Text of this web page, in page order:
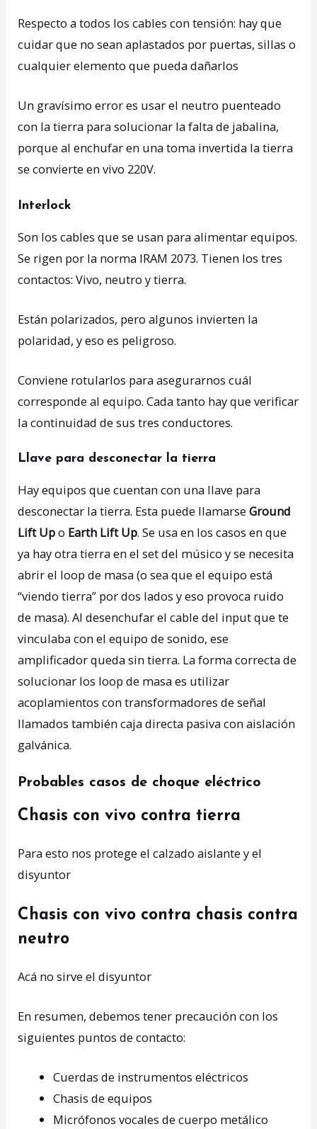
Respecto a todos los cables con tensión: hay que
cuidar que no sean aplastados por puertas, sillas o
cualquier elemento que pueda dañarlos
Un gravísimo error es usar el neutro puenteado
con la tierra para solucionar la falta de jabalina,
porque al enchufar en una toma invertida la tierra
se convierte en vivo 220V.
Interlock
Son los cables que se usan para alimentar equipos.
Se rigen por la norma IRAM 2073. Tienen los tres
contactos: Vivo, neutro y tierra.
Están polarizados, pero algunos invierten la
polaridad, y eso es peligroso.
Conviene rotularlos para asegurarnos cuál
corresponde al equipo. Cada tanto hay que verificar
la continuidad de sus tres conductores.
Llave para desconectar la tierra
Hay equipos que cuentan con una llave para
desconectar la tierra. Esta puede llamarseGround
Lift Upo Earth Lift Up. Se usa en los casos en que
ya hay otra tierra en el set del músico y se necesita
abrir el loop de masa (o sea que el equipo está
“viendo tierra” por dos lados y eso provoca ruido
de masa). Al desenchufar el cable del input que te
vinculaba con el equipo de sonido, ese
amplificador queda sin tierra. La forma correcta de
solucionar los loop de masa es utilizar
acoplamientos con transformadores de señal
llamados también caja directa pasiva con aislación
galvánica.
Probables casos de choque eléctrico
Chasis con vivo contra tierra
Para esto nos protege el calzado aislante y el
disyuntor
Chasis con vivo contra chasis contra
neutro
Acá no sirve el disyuntor
En resumen, debemos tener precaución con los
siguientes puntos de contacto:
Cuerdas de instrumentos eléctricos
Chasis de equipos
Micrófonos vocales de cuerpo metálico